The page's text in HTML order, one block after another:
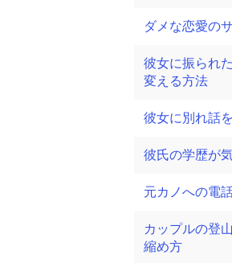
ダメな恋愛の
彼女に振られ
変える方法
彼女に別れ話
彼氏の学歴が
元カノへの電
カップルの登
縮め方